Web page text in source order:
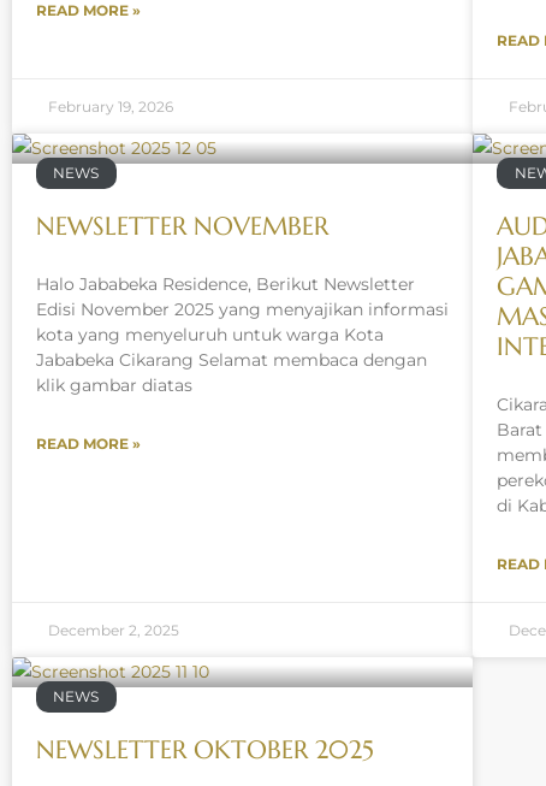
READ MORE »
February 19, 2026
READ
NEWS
NEWSLETTER NOVEMBER
Halo Jababeka Residence, Berikut Newsletter
Edisi November 2025 yang menyajikan informasi
kota yang menyeluruh untuk warga Kota
Jababeka Cikarang Selamat membaca dengan
klik gambar diatas
READ MORE »
December 2, 2025
di
READ
NEWS
NEWSLETTER OKTOBER 2025